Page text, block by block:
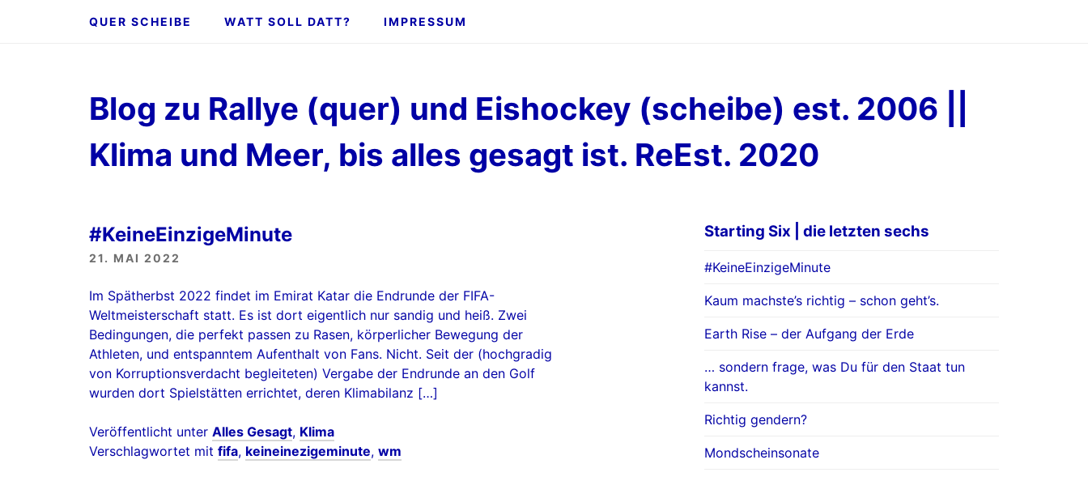
QUER SCHEIBE WATT SOLL DATT? IMPRESSUM
Blog zu Rallye (quer) und Eishockey (scheibe) est. 2006 ||
Klima und Meer, bis alles gesagt ist. ReEst. 2020
#KeineEinzigeMinute
21. MAI 2022
Im Spätherbst 2022 findet im Emirat Katar die Endrunde der FIFA-
Weltmeisterschaft statt. Es ist dort eigentlich nur sandig und heiß. Zwei
Bedingungen, die perfekt passen zu Rasen, körperlicher Bewegung der
Athleten, und entspanntem Aufenthalt von Fans. Nicht. Seit der (hochgradig
von Korruptionsverdacht begleiteten) Vergabe der Endrunde an den Golf
wurden dort Spielstätten errichtet, deren Klimabilanz […]
Veröffentlicht unter Alles Gesagt, Klima
Verschlagwortet mit fifa, keineinezigeminute, wm
Starting Six | die letzten sechs
#KeineEinzigeMinute
Kaum machste’s richtig – schon geht’s.
Earth Rise – der Aufgang der Erde
… sondern frage, was Du für den Staat tun
kannst.
Richtig gendern?
Mondscheinsonate